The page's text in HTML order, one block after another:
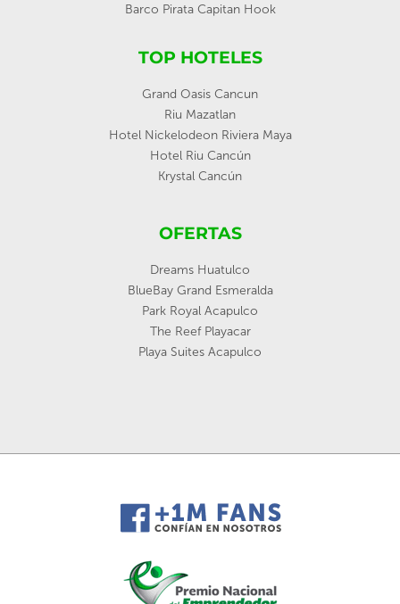
Barco Pirata Capitan Hook
TOP HOTELES
Grand Oasis Cancun
Riu Mazatlan
Hotel Nickelodeon Riviera Maya
Hotel Riu Cancún
Krystal Cancún
OFERTAS
Dreams Huatulco
BlueBay Grand Esmeralda
Park Royal Acapulco
The Reef Playacar
Playa Suites Acapulco